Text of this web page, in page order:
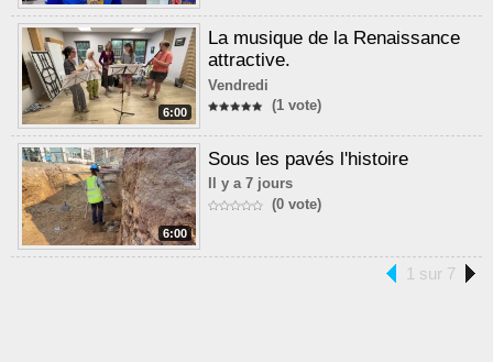
6:00
La musique de la Renaissance
attractive.
Vendredi
(1 vote)
6:00
Sous les pavés l'histoire
Il y a 7 jours
(0 vote)
1 sur 7